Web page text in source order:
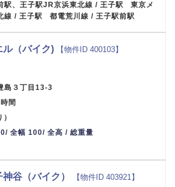
駅、王子駅JR京浜東北線 / 王子駅 東京メ
線 / 王子駅 都電荒川線 / 王子駅前駅
ル（バイク) 【物件ID 400103】
島３丁目13-3
間
全幅 100/ 全高 / 総重量
谷（バイク） 【物件ID 403921】